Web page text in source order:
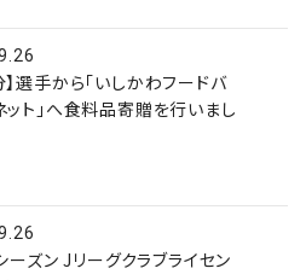
】選手から「いしかわフードバ
ット」へ食料品寄贈を行いまし
ズン Jリーグクラブライセン